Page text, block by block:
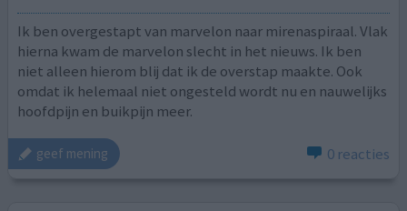
Ik ben overgestapt van marvelon naar mirenaspiraal. Vlak
hierna kwam de marvelon slecht in het nieuws. Ik ben
niet alleen hierom blij dat ik de overstap maakte. Ook
omdat ik helemaal niet ongesteld wordt nu en nauwelijks
hoofdpijn en buikpijn meer.
geef mening 0 reacties